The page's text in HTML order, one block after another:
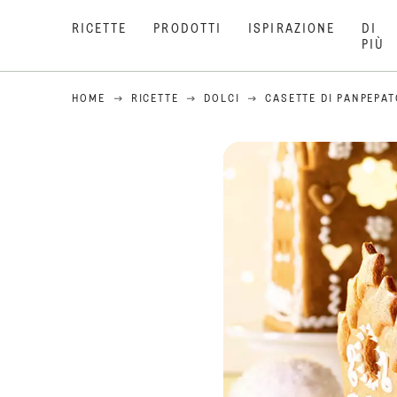
RICETTE PRODOTTI ISPIRAZIONE
DI
PIÙ
HOME RICETTE DOLCI CASETTE DI